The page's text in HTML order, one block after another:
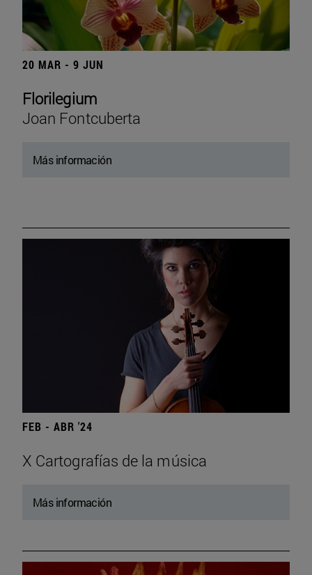
20 MAR - 9 JUN
Florilegium
Joan Fontcuberta
Más información
FEB - ABR '24
X Cartografías de la música
Más información